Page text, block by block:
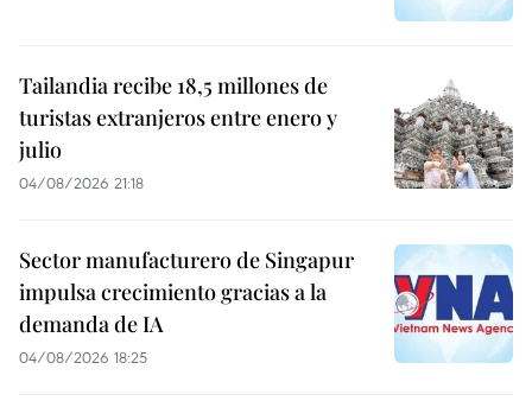
Tailandia recibe 18,5 millones de
turistas extranjeros entre enero y
julio
04/08/2026 21:18
Sector manufacturero de Singapur
impulsa crecimiento gracias a la
demanda de IA
04/08/2026 18:25